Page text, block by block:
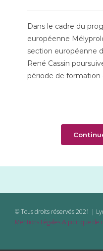
élèves
Dans le cadre du
européenne
section européenne
René Cassin
période de formation
© Tous droits réservés 2021 |
Mentions Légales & politique de